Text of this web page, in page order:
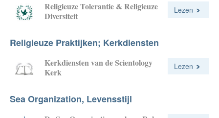
Religieuze Tolerantie & Religieuze
Diversiteit
Lezen
Religieuze Praktijken; Kerkdiensten
Kerkdiensten van de Scientology
Kerk
Lezen
Sea Organization, Levensstijl